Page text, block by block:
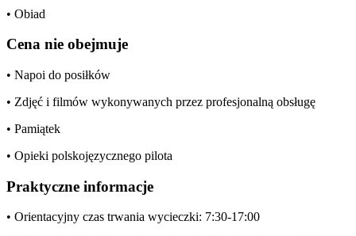
• Obiad
Cena nie obejmuje
• Napoi do posiłków
• Zdjęć i filmów wykonywanych przez profesjonalną obsługę
• Pamiątek
• Opieki polskojęzycznego pilota
Praktyczne informacje
• Orientacyjny czas trwania wycieczki: 7:30-17:00